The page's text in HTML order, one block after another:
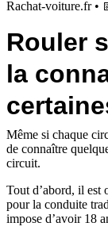
Rachat-voiture.fr •
Rouler
la
Même si chaque
de connaître
circuit.
Tout d’abord, il est
pour la conduite
impose d’avoir 18